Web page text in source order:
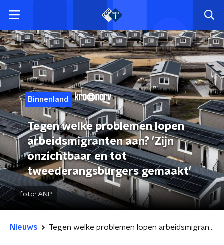
Binnenland
Tegen welke problemen lopen
arbeidsmigranten aan? 'Zijn
onzichtbaar en tot
tweederangsburgers gemaakt'
foto: ANP
Nieuws Tegen welke problemen lopen arbeidsmigranten aan? 'Zijn onzichtbaar en tot tweederangsburgers gemaakt'